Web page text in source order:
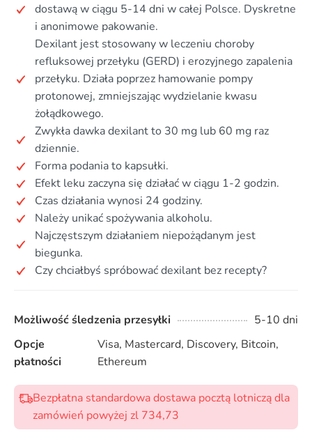
dostawą w ciągu 5-14 dni w całej Polsce. Dyskretne
i anonimowe pakowanie.
Dexilant jest stosowany w leczeniu choroby
refluksowej przełyku (GERD) i erozyjnego zapalenia
przełyku. Działa poprzez hamowanie pompy
protonowej, zmniejszając wydzielanie kwasu
żołądkowego.
Zwykła dawka dexilant to 30 mg lub 60 mg raz
dziennie.
Forma podania to kapsułki.
Efekt leku zaczyna się działać w ciągu 1-2 godzin.
Czas działania wynosi 24 godziny.
Należy unikać spożywania alkoholu.
Najczęstszym działaniem niepożądanym jest
biegunka.
Czy chciałbyś spróbować dexilant bez recepty?
Możliwość śledzenia przesyłki
5-10 dni
Opcje
płatności
Visa, Mastercard, Discovery, Bitcoin,
Ethereum
Bezpłatna standardowa dostawa pocztą lotniczą dla
zamówień powyżej zl 734,73